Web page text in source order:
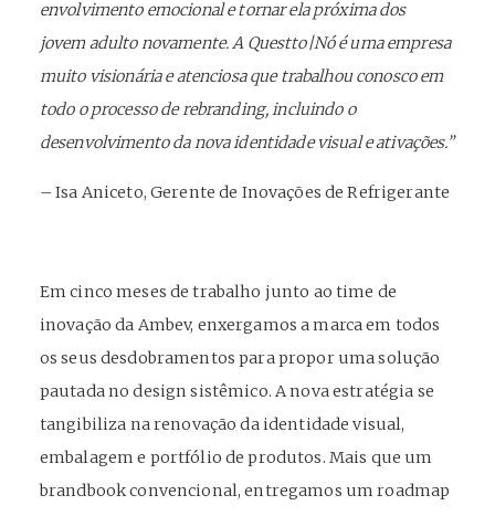
envolvimento emocionale tornar ela próxima dos
jovem adulto novamente.A Questto|Nó é uma empresa
muito visionária e atenciosa que trabalhou conosco em
todo o processo de rebranding, incluindo o
desenvolvimento da nova identidade visual e ativações.”
– Isa Aniceto, Gerente de Inovações de Refrigerante
Em cinco meses de trabalho junto ao time de
inovação da Ambev, enxergamos a marca em todos
os seus desdobramentos para propor uma solução
pautada no design sistêmico. A nova estratégia se
tangibiliza na renovação da identidade visual,
embalagem e portfólio de produtos. Mais que um
brandbook convencional, entregamos um roadmap